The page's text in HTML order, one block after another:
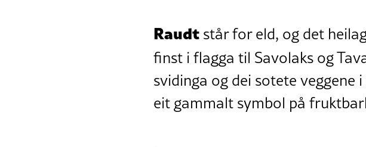
Raudtstår for eld, og det
finst i flagga til Savolaks og
svidinga og dei sotete
eit gammalt symbol på